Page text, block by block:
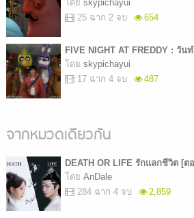
โดย skypichayui
25 ฉาก 2 จบ
654
FIVE NIGHT AT FREDDY : วัน
โดย skypichayui
17 ฉาก 4 จบ
487
จากหมวดเดียวกัน
DEATH OR LIFE รักแลกชีวิต [ต
โดย AnDale
284 ฉาก 4 จบ
2,859